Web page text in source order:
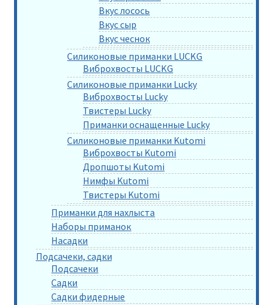
Вкус лосось
Вкус сыр
Вкус чеснок
Силиконовые приманки LUCKG
Виброхвосты LUCKG
Силиконовые приманки Lucky
Виброхвосты Lucky
Твистеры Lucky
Приманки оснащенные Lucky
Силиконовые приманки Kutomi
Виброхвосты Kutomi
Дропшоты Kutomi
Нимфы Kutomi
Твистеры Kutomi
Приманки для нахлыста
Наборы приманок
Насадки
Подсачеки, садки
Подсачеки
Садки
Садки фидерные